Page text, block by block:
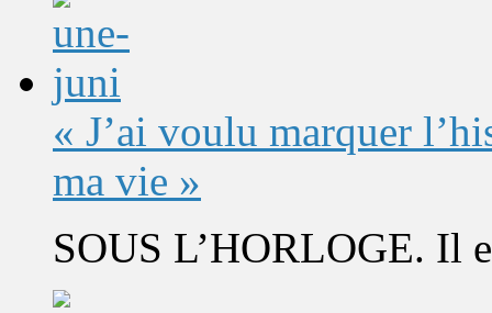
« J’ai voulu marquer
ma vie »
SOUS L’HORLOGE. Il